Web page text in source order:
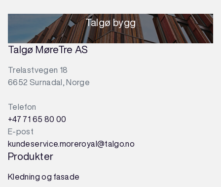
Talgø bygg
Talgø MøreTre AS
Trelastvegen 18
6652 Surnadal, Norge
Telefon
+47 71 65 80 00
E-post
kundeservice.moreroyal@talgo.no
Produkter
Kledning og fasade